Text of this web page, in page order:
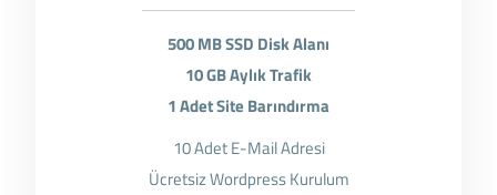
500 MB SSD Disk Alanı
10 GB Aylık Trafik
1 Adet Site Barındırma
10 Adet E-Mail Adresi
Ücretsiz Wordpress Kurulum